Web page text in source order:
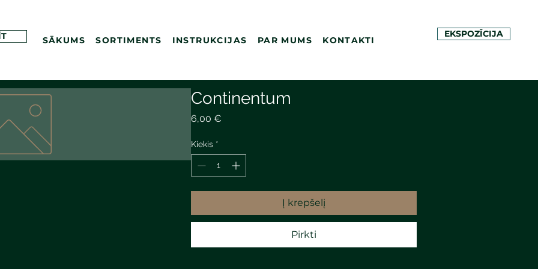
SĀKUMS SORTIMENTS INSTRUKCIJAS PAR MUMS KONTAKTI
EKSPOZĪCIJA
Continentum
6,00 €
Kiekis *
Į krepšelį
Pirkti